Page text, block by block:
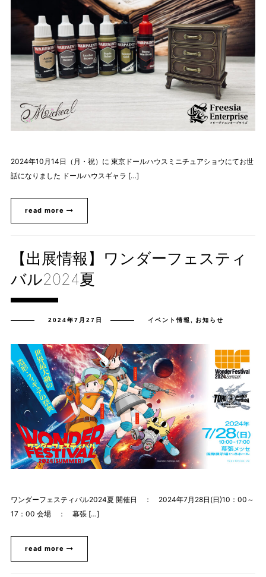
2024年10月14日（月・祝）に 東京ドールハウスミニチュアショウにてお世
話になりました ドールハウスギャラ […]
read more
【出展情報】ワンダーフェスティ
バル2024夏
2024年7月27日 イベント情報 お知らせ
ワンダーフェスティバル2024夏 開催日 ： 2024年7月28日(日)10：00～
17：00 会場 ： 幕張 […]
read more